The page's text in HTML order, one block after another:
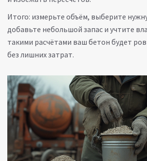
Итого: измерьте объём, выберите
добавьте небольшой запас и учтите
такими расчётами ваш бетон будет
без лишних затрат.